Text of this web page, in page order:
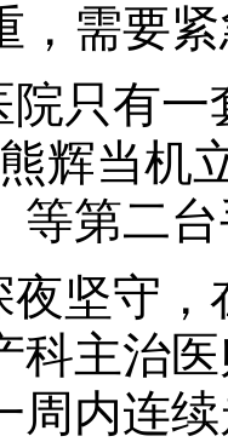
，需要
院只有一
辉当机
等第二
夜坚守
科主治
周内连